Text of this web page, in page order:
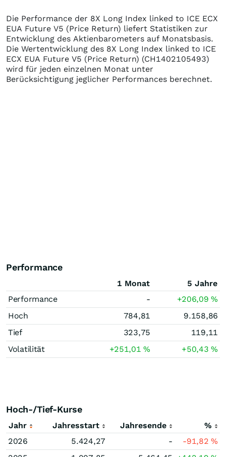
Die Performance der 8X Long Index linked to ICE ECX
EUA Future V5 (Price Return) liefert Statistiken zur
Entwicklung des Aktienbarometers auf Monatsbasis.
Die Wertentwicklung des 8X Long Index linked to ICE
ECX EUA Future V5 (Price Return) (CH1402105493)
wird für jeden einzelnen Monat unter
Berücksichtigung jeglicher Performances berechnet.
Performance
1 Monat
5 Jahre
Performance
- +206,09%
Hoch
784,81
9.158,86
Tief
323,75
119,11
Volatilität
+251,01% +50,43%
Hoch-/Tief-Kurse
Jahr Jahresstart Jahresende
%
2026
5.424,27 - -91,82%